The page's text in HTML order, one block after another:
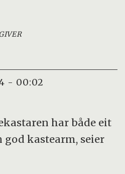
- 00:02
har både eit
kastearm, seier